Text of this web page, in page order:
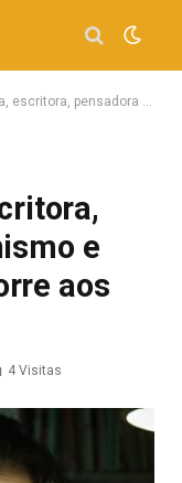
do feminismo e membro da ABL, morre aos 85 anos
e
aos
4 Visitas